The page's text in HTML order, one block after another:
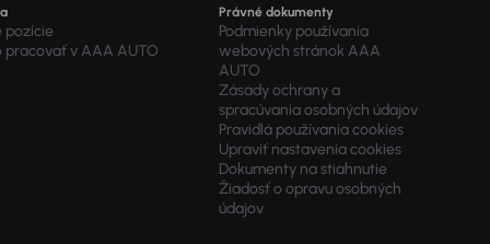
pozície
pracovať v AAA AUTO
Právné dokumenty
Podmienky používania
webových stránok AAA
AUTO
Zásady ochrany a
spracúvania osobných údajov
Pravidlá používania cookies
Upraviť nastavenia cookies
Dokumenty na stiahnutie
Žiadosť o opravu osobných
údajov